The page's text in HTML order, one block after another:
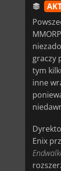
graczy
tym
inne
Enix